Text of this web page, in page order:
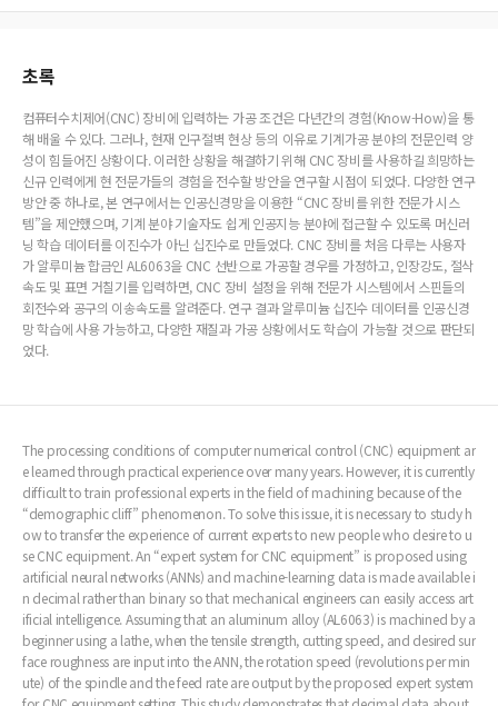
초록
컴퓨터수치제어(CNC) 장비에 입력하는 가공 조건은 다년간의 경험(Know-How)을 통
해 배울 수 있다. 그러나, 현재 인구절벽 현상 등의 이유로 기계가공 분야의 전문인력 양
성이 힘들어진 상황이다. 이러한 상황을 해결하기 위해 CNC 장비를 사용하길 희망하는
신규 인력에게 현 전문가들의 경험을 전수할 방안을 연구할 시점이 되었다. 다양한 연구
방안 중 하나로, 본 연구에서는 인공신경망을 이용한 “CNC 장비를 위한 전문가 시스
템”을 제안했으며, 기계 분야 기술자도 쉽게 인공지능 분야에 접근할 수 있도록 머신러
닝 학습 데이터를 이진수가 아닌 십진수로 만들었다. CNC 장비를 처음 다루는 사용자
가 알루미늄 합금인 AL6063을 CNC 선반으로 가공할 경우를 가정하고, 인장강도, 절삭
속도 및 표면 거칠기를 입력하면, CNC 장비 설정을 위해 전문가 시스템에서 스핀들의
회전수와 공구의 이송속도를 알려준다. 연구 결과 알루미늄 십진수 데이터를 인공신경
망 학습에 사용 가능하고, 다양한 재질과 가공 상황에서도 학습이 가능할 것으로 판단되
었다.
The processing conditions of computer numerical control (CNC) equipment ar
e learned through practical experience over many years. However, it is currently
difficult to train professional experts in the field of machining because of the
“demographic cliff” phenomenon. To solve this issue, it is necessary to study h
ow to transfer the experience of current experts to new people who desire to u
se CNC equipment. An “expert system for CNC equipment” is proposed using
artificial neural networks (ANNs) and machine-learning data is made available i
n decimal rather than binary so that mechanical engineers can easily access art
ificial intelligence. Assuming that an aluminum alloy (AL6063) is machined by a
beginner using a lathe, when the tensile strength, cutting speed, and desired sur
face roughness are input into the ANN, the rotation speed (revolutions per min
ute) of the spindle and the feed rate are output by the proposed expert system